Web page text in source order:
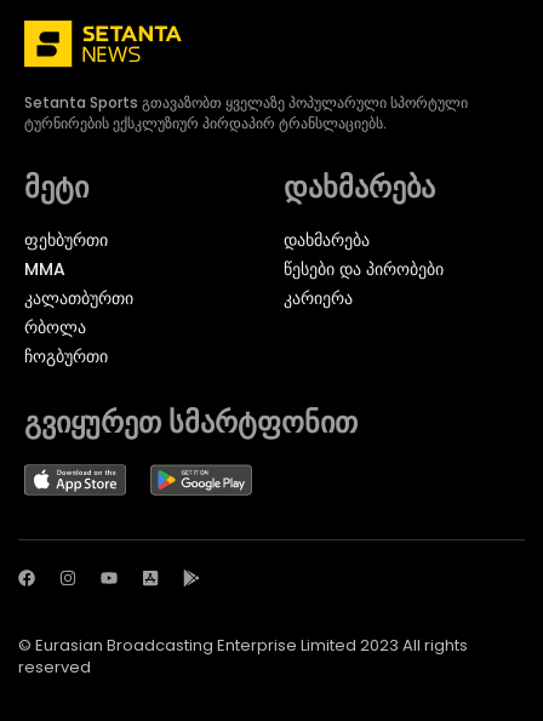
Setanta Sports გთავაზობთ ყველაზე პოპულარული სპორტული
ტურნირების ექსკლუზიურ პირდაპირ ტრანსლაციებს.
მეტი
ᲤᲔᲮᲑᲣᲠᲗᲘ
MMA
ᲙᲐᲚᲐᲗᲑᲣᲠᲗᲘ
ᲠᲑᲝᲚᲐ
ᲩᲝᲒᲑᲣᲠᲗᲘ
დახმარება
დახმარება
წესები და პირობები
კარიერა
გვიყურეთ სმარტფონით
© Eurasian Broadcasting Enterprise Limited 2023 All rights
reserved